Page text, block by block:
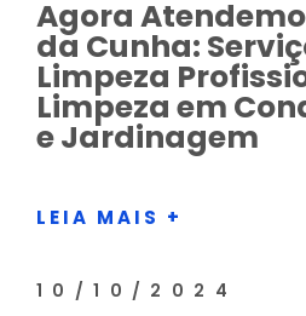
Agora
da Cunha:
Limpeza
Limpeza em
e Jardinagem
LEIA MAIS +
10/10/2024